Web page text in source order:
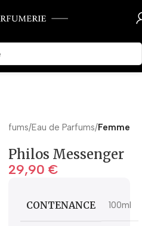
Parfums Eau de Parfums Femme
Philos Messenger
29,90 €
CONTENANCE 100ml